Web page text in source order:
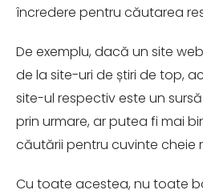
încredere pentru căutarea
De exemplu, dacă un site
de la site-uri de știri de top,
site-ul respectiv este un
prin urmare, ar putea fi mai
căutării pentru cuvinte cheie
Cu toate acestea, nu toate